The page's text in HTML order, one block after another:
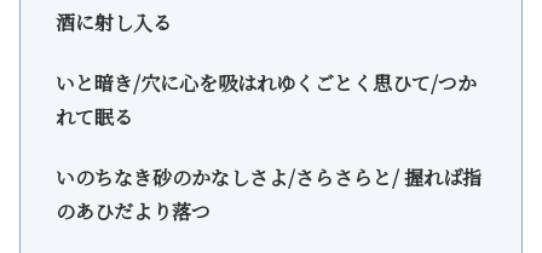
酒に射し入る
いと暗き/穴に心を吸はれゆくごとく思ひて/つか
れて眠る
いのちなき砂のかなしさよ/さらさらと/ 握れば指
のあひだより落つ